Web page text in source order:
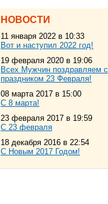
НОВОСТИ
11 января 2022 в 10:33
Вот и наступил 2022 год!
19 февраля 2020 в 19:06
Всех Мужчин поздравляем с
праздником 23 Февраля!
08 марта 2017 в 15:00
С 8 марта!
23 февраля 2017 в 19:59
С 23 февраля
18 декабря 2016 в 22:54
С Новым 2017 Годом!